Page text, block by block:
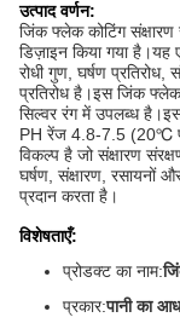
उत्पाद वर्णन:
जिंक फ्लेक कोटिंग
डिज़ाइन किया गया
रोधी गुण, घर्षण प्रतिरोध,
प्रतिरोध है।इस जिंक
सिल्वर रंग में उपलब्ध
PH रेंज 4.8-7.5 (20℃
विकल्प है जो संक्षारण
घर्षण, संक्षारण, रसायनों
प्रदान करता है।
विशेषताएँ:
प्रोडक्ट का नाम:
प्रकार:पानी का